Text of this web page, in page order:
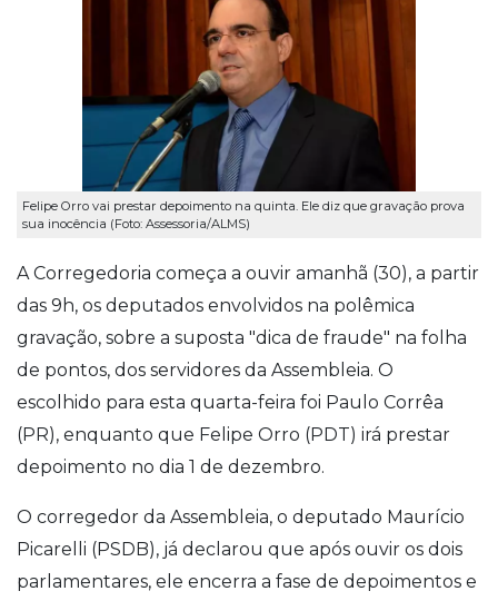
Felipe Orro vai prestar depoimento na quinta. Ele diz que gravação prova
sua inocência (Foto: Assessoria/ALMS)
A Corregedoria começa a ouvir amanhã (30), a partir
das 9h, os deputados envolvidos na polêmica
gravação, sobre a suposta "dica de fraude" na folha
de pontos, dos servidores da Assembleia. O
escolhido para esta quarta-feira foi Paulo Corrêa
(PR), enquanto que Felipe Orro (PDT) irá prestar
depoimento no dia 1 de dezembro.
O corregedor da Assembleia, o deputado Maurício
Picarelli (PSDB), já declarou que após ouvir os dois
parlamentares, ele encerra a fase de depoimentos e